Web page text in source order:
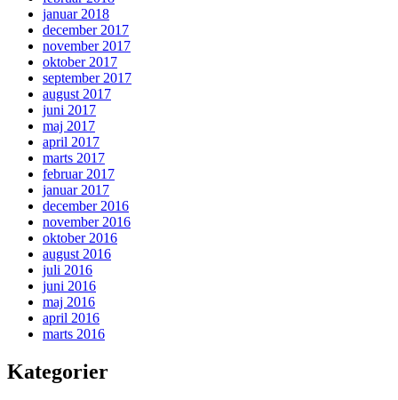
januar 2018
december 2017
november 2017
oktober 2017
september 2017
august 2017
juni 2017
maj 2017
april 2017
marts 2017
februar 2017
januar 2017
december 2016
november 2016
oktober 2016
august 2016
juli 2016
juni 2016
maj 2016
april 2016
marts 2016
Kategorier